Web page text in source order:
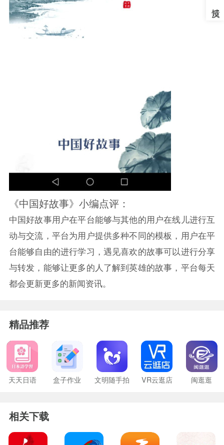
《中国好故事》小编点评：
中国好故事用户在平台能够与其他的用户在线儿进行互
动与交流，平台为用户提供多种不同的模板，用户在平
台能够自由的进行学习，遇见喜欢的故事可以进行分享
与转发，能够让更多的人了解到英雄的故事，平台每天
都会更新更多的新闻资讯。
精品推荐
天天日语 盒子作业 文明随手拍 VR云逛店 闽逛逛
相关下载